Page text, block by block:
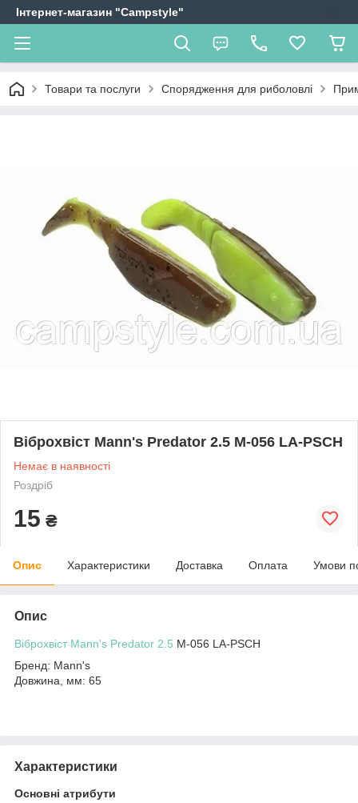
Інтернет-магазин "Campstyle"
Товари та послуги Спорядження для риболовлі
Віброхвіст Mann's Predator 2.5 M-056 LA-PSCH
Немає в наявності
Роздріб
15 ₴
Опис Характеристики Доставка Оплата Умови
Опис
Віброхвіст Mann's Predator 2.5 M-056 LA-PSCH
Бренд: Mann's
Довжина, мм: 65
Характеристики
Основні атрибути